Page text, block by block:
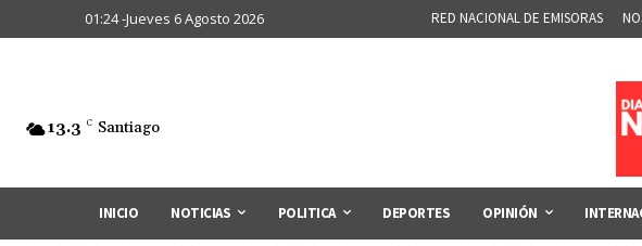
01:24 -Jueves 6 Agosto 2026 RED NACIONAL DE EMISORAS
13.3 C Santiago
INICIO NOTICIAS POLITICA DEPORTES OPINIÓN